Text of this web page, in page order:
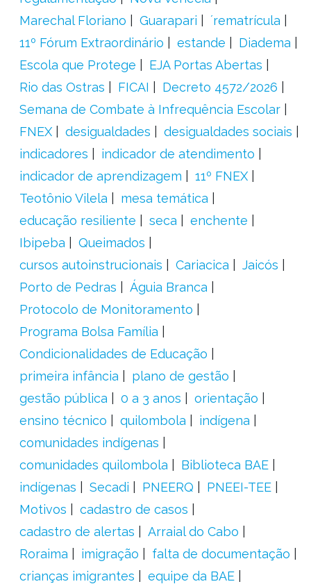
Marechal Floriano
Guarapari
´rematrícula
11º Fórum Extraordinário
estande
Diadema
Escola que Protege
EJA Portas Abertas
Rio das Ostras
FICAI
Decreto 4572/2026
Semana de Combate à Infrequência Escolar
FNEX
desigualdades
desigualdades sociais
indicadores
indicador de atendimento
indicador de aprendizagem
11º FNEX
Teotônio Vilela
mesa temática
educação resiliente
seca
enchente
Ibipeba
Queimados
cursos autoinstrucionais
Cariacica
Jaicós
Porto de Pedras
Águia Branca
Protocolo de Monitoramento
Programa Bolsa Família
Condicionalidades de Educação
primeira infância
plano de gestão
gestão pública
0 a 3 anos
orientação
ensino técnico
quilombola
indígena
comunidades indígenas
comunidades quilombola
Biblioteca BAE
indígenas
Secadi PNEERQ
PNEEI-TEE
Motivos
cadastro de casos
cadastro de alertas
Arraial do Cabo
Roraima
imigração
falta de documentação
crianças imigrantes
equipe da BAE